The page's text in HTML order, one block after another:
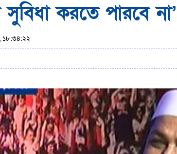
সুবিধা করতে পারবে না’
১৮:৩৪:২২